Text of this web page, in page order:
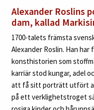
Alexander Roslins
dam, kallad
1700-talets främsta
Alexander Roslin. Han
konsthistorien som
karriär stod kungar, adel
att få sitt porträtt utfört
på ett verklighetstroget